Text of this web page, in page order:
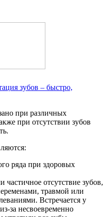
зубов – быстро,
при различных
при отсутствии зубов
ряда при здоровых
частичное отсутствие зубов,
травмой или
Встречается у
за несвоевременно